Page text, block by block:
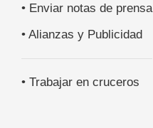
• Enviar notas de prensa
• Alianzas y Publicidad
• Trabajar en cruceros